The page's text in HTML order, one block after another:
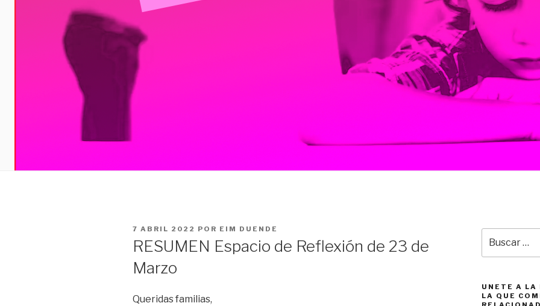
PUBLICADO
7 ABRIL 2022 POR EIM DUENDE
RESUMEN Espacio de Reflexión de 23 de
Marzo
Queridas familias,
por:
UNETE A LA
LA QUE